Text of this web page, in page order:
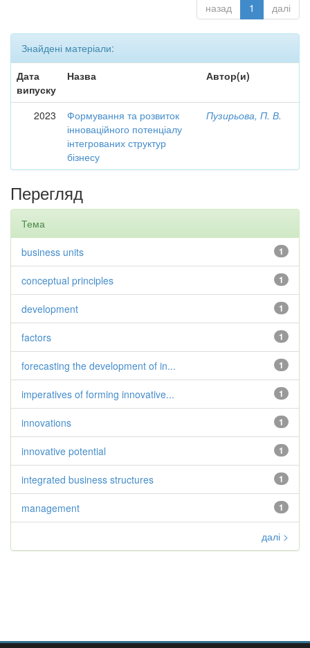
назад 1 далі
Знайдені матеріали:
Дата
випуску
Назва Автор(и)
2023
Формування та розвиток
інноваційного потенціалу
інтегрованих структур
бізнесу
Пузирьова, П. В.
Перегляд
Тема
1
business units
1
conceptual principles
1
development
1
factors
1
forecasting the development of in...
1
imperatives of forming innovative...
1
innovations
1
innovative potential
1
integrated business structures
1
management
далі >